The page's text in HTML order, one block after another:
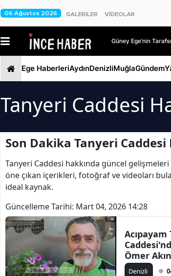
06 Ağustos 2026 GALERİLER VİDEOLAR
Güney Ege’nin
Ege HaberleriAydınDenizliMuğlaGündem
Tanyeri Caddesi
Son Dakika Tanyeri
Tanyeri Caddesi hakkında güncel
öne çıkan içerikleri, fotoğraf ve videoları
ideal kaynak.
Güncelleme Tarihi: Mart 04, 2026 14:28
Ömer
Bulundu!
Denizli